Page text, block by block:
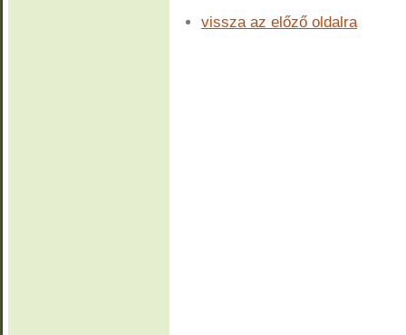
vissza az előző oldalra